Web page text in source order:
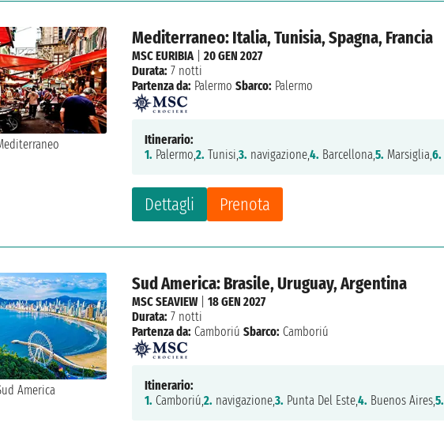
Mediterraneo: Italia, Tunisia, Spagna, Francia
Dettagli Prenota
MSC EURIBIA|20 GEN 2027
Durata: 7 notti
Partenza da: Palermo Sbarco: Palermo
Itinerario:
1. Palermo,2. Tunisi,3. navigazione,4. Barcellona,5. Marsiglia,6.
Sud America: Brasile, Uruguay, Argentina
MSC SEAVIEW|18 GEN 2027
Durata: 7 notti
Partenza da: Camboriú Sbarco: Camboriú
Itinerario:
1. Camboriú,2. navigazione,3. Punta Del Este,4. Buenos Aires,5.